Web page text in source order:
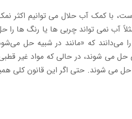
با کمک آب حلال می توانیم اکثر
آب نمی تواند چربی ها یا رنگ ها
می‌دانند که «مانند در شبیه حل
می شوند، در حالی که مواد غیر
می شوند. حتی اگر این قانون کلی